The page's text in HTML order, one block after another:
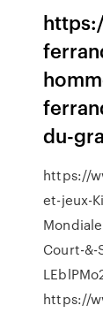
du-
https://
et-jeux-
Court-
https://